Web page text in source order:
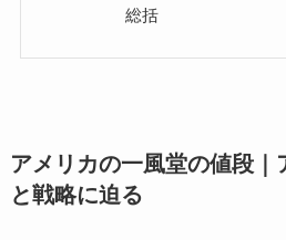
総括
アメリカの一風堂の値段｜
と戦略に迫る